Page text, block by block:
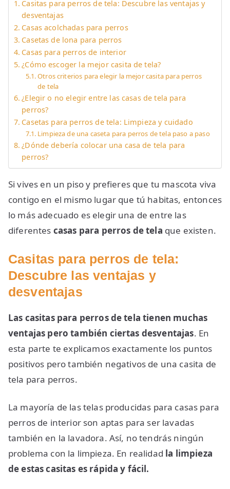
Casitas para perros de tela: Descubre las ventajas y
desventajas
Casas acolchadas para perros
Casetas de lona para perros
Casas para perros de interior
¿Cómo escoger la mejor casita de tela?
Otros criterios para elegir la mejor casita para perros
de tela
¿Elegir o no elegir entre las casas de tela para
perros?
Casetas para perros de tela: Limpieza y cuidado
Limpieza de una caseta para perros de tela paso a paso
¿Dónde debería colocar una casa de tela para
perros?
Si vives en un piso y prefieres que tu mascota viva
contigo en el mismo lugar que tú habitas, entonces
lo más adecuado es elegir una de entre las
diferentes casas para perros de tela que existen.
Casitas para perros de tela:
Descubre las ventajas y
desventajas
Las casitas para perros de tela tienen muchas
ventajas pero también ciertas desventajas. En
esta parte te explicamos exactamente los puntos
positivos pero también negativos de una casita de
tela para perros.
La mayoría de las telas producidas para casas para
perros de interior son aptas para ser lavadas
también en la lavadora. Así, no tendrás ningún
problema con la limpieza. En realidad la limpieza
de estas casitas es rápida y fácil.